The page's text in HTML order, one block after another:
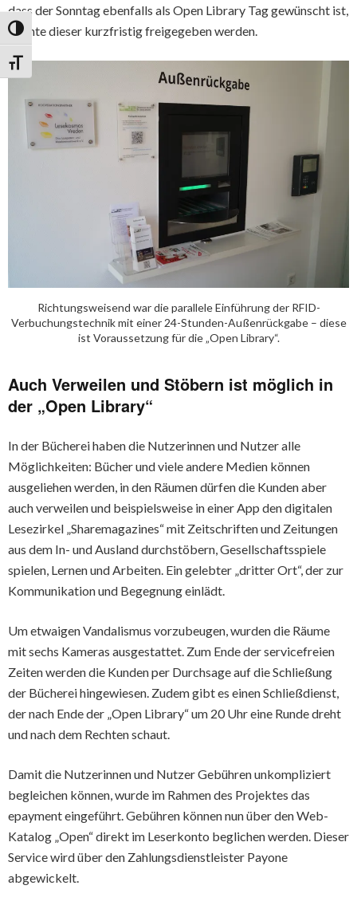
Umschalten auf hohe Kontraste
Schrift vergrößern
dass der Sonntag ebenfalls als Open Library Tag gewünscht ist,
könnte dieser kurzfristig freigegeben werden.
Richtungsweisend war die parallele Einführung der RFID-
Verbuchungstechnik mit einer 24-Stunden-Außenrückgabe – diese
ist Voraussetzung für die „Open Library“.
Auch Verweilen und Stöbern ist möglich in
der „Open Library“
In der Bücherei haben die Nutzerinnen und Nutzer alle
Möglichkeiten: Bücher und viele andere Medien können
ausgeliehen werden, in den Räumen dürfen die Kunden aber
auch verweilen und beispielsweise in einer App den digitalen
Lesezirkel „Sharemagazines“ mit Zeitschriften und Zeitungen
aus dem In- und Ausland durchstöbern, Gesellschaftsspiele
spielen, Lernen und Arbeiten. Ein gelebter „dritter Ort“, der zur
Kommunikation und Begegnung einlädt.
Um etwaigen Vandalismus vorzubeugen, wurden die Räume
mit sechs Kameras ausgestattet. Zum Ende der servicefreien
Zeiten werden die Kunden per Durchsage auf die Schließung
der Bücherei hingewiesen. Zudem gibt es einen Schließdienst,
der nach Ende der „Open Library“ um 20 Uhr eine Runde dreht
und nach dem Rechten schaut.
Damit die Nutzerinnen und Nutzer Gebühren unkompliziert
begleichen können, wurde im Rahmen des Projektes das
epayment eingeführt. Gebühren können nun über den Web-
Katalog „Open“ direkt im Leserkonto beglichen werden. Dieser
Service wird über den Zahlungsdienstleister Payone
abgewickelt.